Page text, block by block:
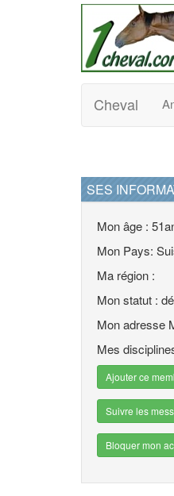
Cheval
SES
Mon âge :
Mon Pays:
Ma région :
Mon statut :
Mon adresse
Mes
Ajouter ce
Suivre les
Bloquer mon